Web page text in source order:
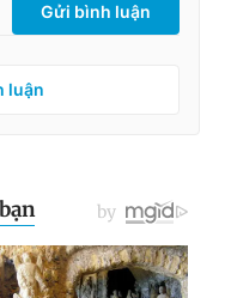
Gửi bình luận
luận